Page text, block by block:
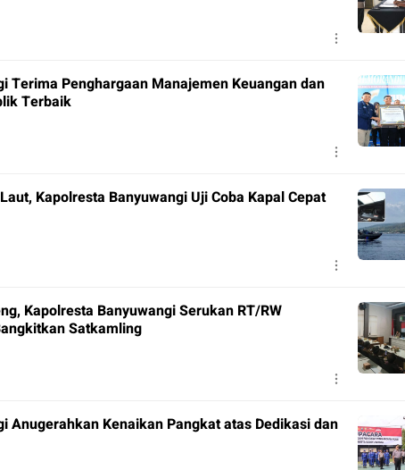
Terima Penghargaan Manajemen Keuangan dan
Terbaik
Kapolresta Banyuwangi Uji Coba Kapal Cepat
Kapolresta Banyuwangi Serukan RT/RW
Satkamling
Anugerahkan Kenaikan Pangkat atas Dedikasi dan